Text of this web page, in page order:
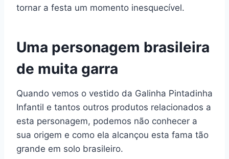
tornar a festa um momento inesquecível.
Uma personagem brasileira
de muita garra
Quando vemos o vestido da Galinha Pintadinha
Infantil e tantos outros produtos relacionados a
esta personagem, podemos não conhecer a
sua origem e como ela alcançou esta fama tão
grande em solo brasileiro.